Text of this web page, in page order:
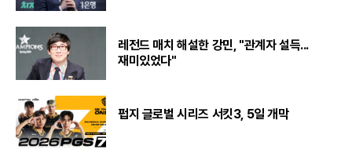
레전드 매치 해설한 강민, "관계자 설득...
재미있었다"
펍지 글로벌 시리즈 서킷3, 5일 개막